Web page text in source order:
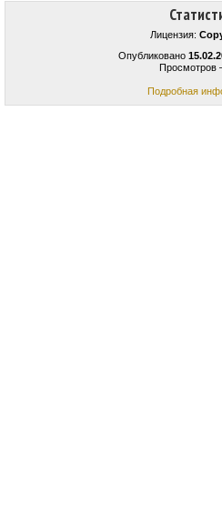
Лицензия:
Опубликовано
Просмотров
Подробная